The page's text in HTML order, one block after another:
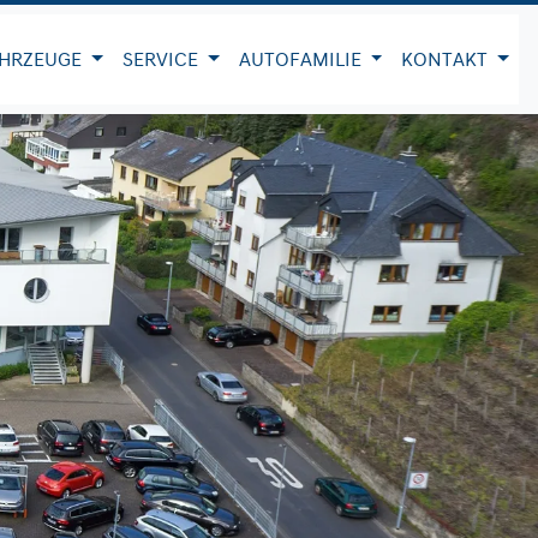
SERVICE AUTOFAMILIE KONTAKT